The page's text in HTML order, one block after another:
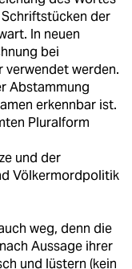
der
In neuen
bei
werden.
Abstammung
erkennbar ist.
Pluralform
und der
Völkermordpolitik
weg, denn die
Aussage ihrer
und lüstern (kein